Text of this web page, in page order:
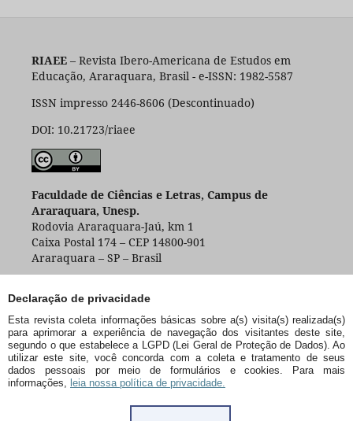
Declaração de privacidade
Esta revista coleta informações básicas sobre a(s) visita(s) realizada(s)
para aprimorar a experiência de navegação dos visitantes deste site,
segundo o que estabelece a LGPD (Lei Geral de Proteção de Dados). Ao
utilizar este site, você concorda com a coleta e tratamento de seus
dados pessoais por meio de formulários e cookies. Para mais
informações, leia nossa política de privacidade.
RIAEE– Revista Ibero-Americana de Estudos em
Educação, Araraquara, Brasil - e-ISSN: 1982-5587
ISSN impresso 2446-8606 (Descontinuado)
DOI: 10.21723/riaee
Faculdade de Ciências e Letras, Campus de
Araraquara, Unesp.
Rodovia Araraquara-Jaú, km 1
Caixa Postal 174 – CEP 14800-901
Araraquara – SP – Brasil